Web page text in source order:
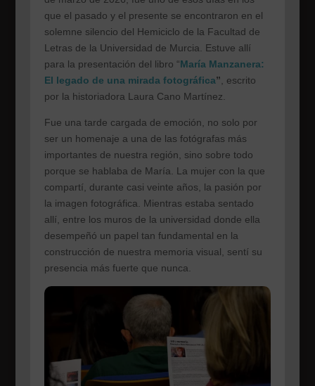
que el pasado y el presente se encontraron en el
solemne silencio del Hemiciclo de la Facultad de
Letras de la Universidad de Murcia. Estuve allí
para la presentación del libro “María Manzanera:
El legado de una mirada fotográfica” , escrito
por la historiadora Laura Cano Martínez.
Fue una tarde cargada de emoción, no solo por
ser un homenaje a una de las fotógrafas más
importantes de nuestra región, sino sobre todo
porque se hablaba de María. La mujer con la que
compartí, durante casi veinte años, la pasión por
la imagen fotográfica. Mientras estaba sentado
allí, entre los muros de la universidad donde ella
desempeñó un papel tan fundamental en la
construcción de nuestra memoria visual, sentí su
presencia más fuerte que nunca.